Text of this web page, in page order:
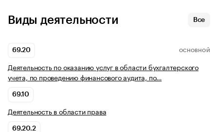
Виды деятельности Все
69.20 ОСНОВНОЙ
Деятельность по оказанию услуг в области бухгалтерского
учета, по проведению финансового аудита, по…
69.10
Деятельность в области права
69.20.2